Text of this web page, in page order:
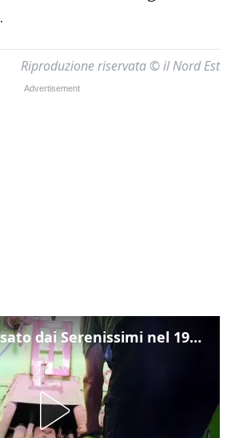
Riproduzione riservata © il Nord Est
Ecco il tanko usato dai Serenissimi nel 1997 per il blitz a San Marco